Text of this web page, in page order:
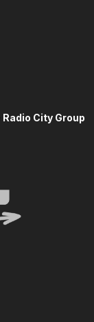
Radio City Group